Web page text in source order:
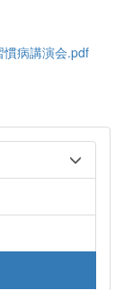
慣病講演会.pdf